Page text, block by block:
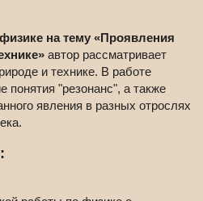
на тему «Проявления
автор рассматривает
и технике. В работе
понятия "резонанс", а также
явления в разных отрослях